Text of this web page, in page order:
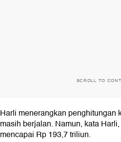
SCROLL TO
Harli menerangkan penghitungan
masih berjalan. Namun, kata
mencapai Rp 193,7 triliun.